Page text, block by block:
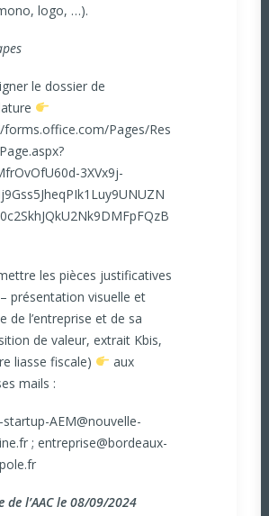
logo, …).
le dossier de
Pages/Res
3XVx9j-
les pièces justificatives
présentation visuelle et
de l’entreprise et de sa
de valeur, extrait Kbis,
liasse fiscale)
aux
mails :
startup-AEM@nouvelle-
; entreprise@bordeaux-
de l’AAC le 08/09/2024